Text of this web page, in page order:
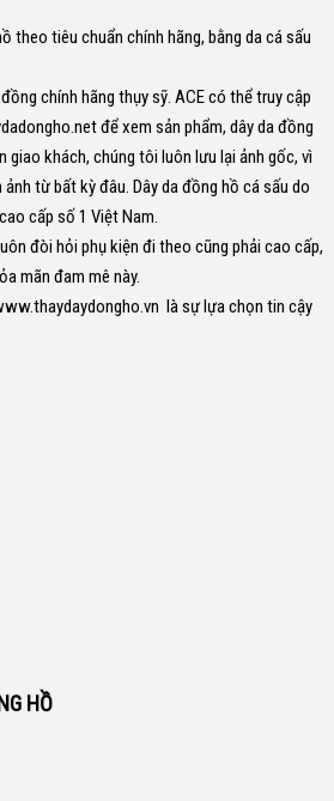
theo tiêu chuẩn chính hãng, bằng da cá sấu
chính hãng thụy sỹ. ACE có thể truy cập
để xem sản phẩm, dây da đồng
giao khách, chúng tôi luôn lưu lại ảnh gốc, vì
ảnh từ bất kỳ đâu. Dây da đồng hồ cá sấu do
cấp số 1 Việt Nam.
đòi hỏi phụ kiện đi theo cũng phải cao cấp,
mãn đam mê này.
là sự lựa chọn tin cậy
HỒ